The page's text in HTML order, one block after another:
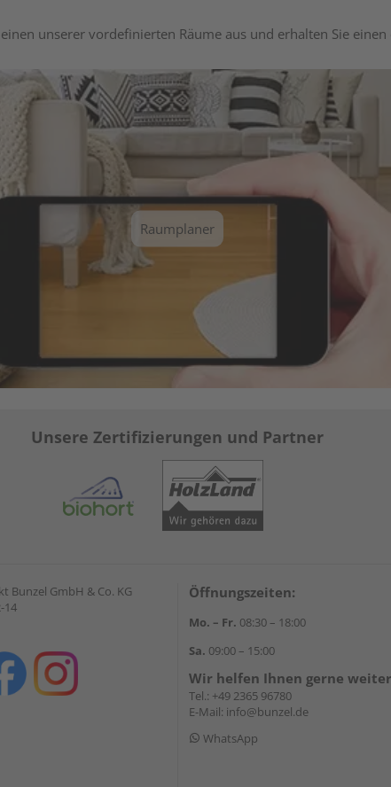
unserer vordefinierten Räume aus und erhalten Sie
Raumplaner
Unsere Zertifizierungen und Partner
Bunzel GmbH & Co. KG
14
Öffnungszeiten:
Mo. – Fr. 08:30 – 18:00
Sa. 09:00 – 15:00
Wir helfen Ihnen gerne weiter
Tel.: +49 2365 96780
E-Mail: info@bunzel.de
WhatsApp